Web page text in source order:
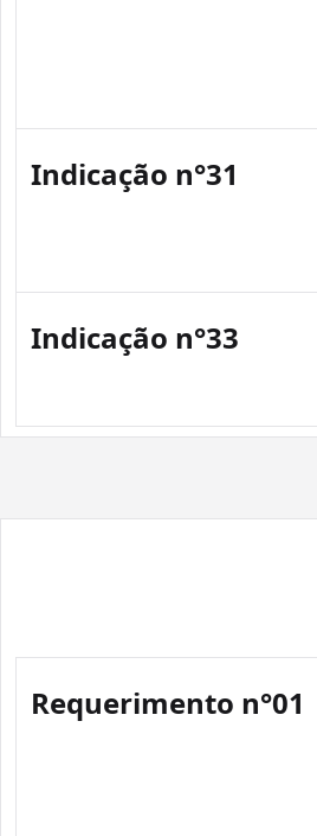
Indicação n°31
Indicação n°33
Requerimento n°01